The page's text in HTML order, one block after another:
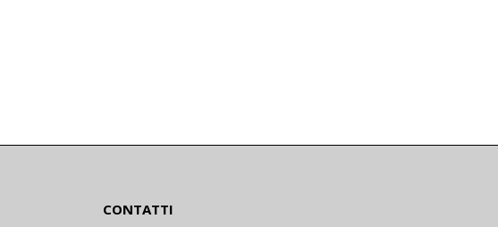
CONTATTI